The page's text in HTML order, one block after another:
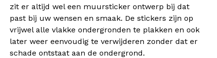
zit er altijd wel een muursticker ontwerp bij dat
past bij uw wensen en smaak. De stickers zijn op
vrijwel alle vlakke ondergronden te plakken en ook
later weer eenvoudig te verwijderen zonder dat er
schade ontstaat aan de ondergrond.